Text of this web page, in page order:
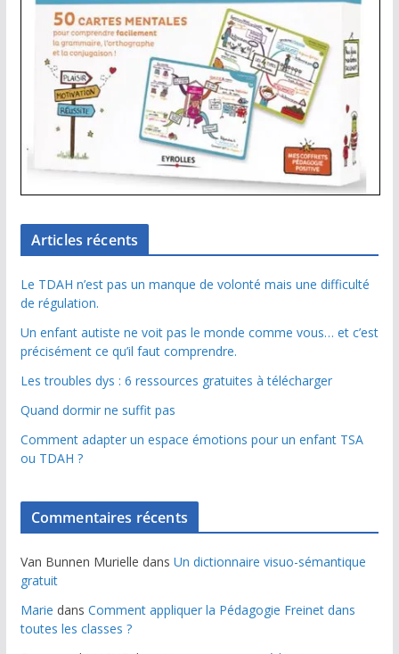
Articles récents
Le TDAH n’est pas un manque de volonté mais une difficulté
de régulation.
Un enfant autiste ne voit pas le monde comme vous… et c’est
précisément ce qu’il faut comprendre.
Les troubles dys : 6 ressources gratuites à télécharger
Quand dormir ne suffit pas
Comment adapter un espace émotions pour un enfant TSA
ou TDAH ?
Commentaires récents
Van Bunnen Murielle dans Un dictionnaire visuo-sémantique
gratuit
Marie dans Comment appliquer la Pédagogie Freinet dans
toutes les classes ?